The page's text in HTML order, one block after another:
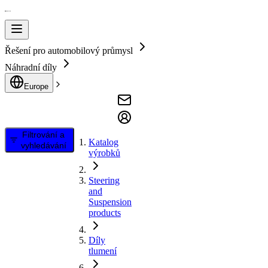
Řešení pro automobilový průmysl
Náhradní díly
Europe
Filtrování a
vyhledávání
Katalog
výrobků
Steering
and
Suspension
products
Díly
tlumení